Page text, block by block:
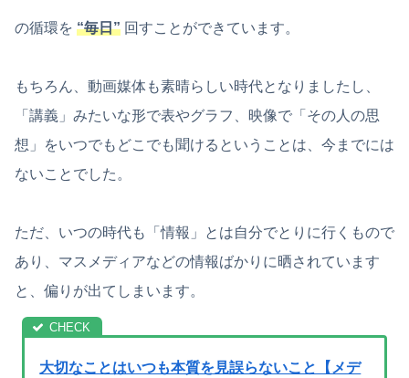
の循環を “毎日” 回すことができています。
もちろん、動画媒体も素晴らしい時代となりましたし、
「講義」みたいな形で表やグラフ、映像で「その人の思
想」をいつでもどこでも聞けるということは、今までには
ないことでした。
ただ、いつの時代も「情報」とは自分でとりに行くもので
あり、マスメディアなどの情報ばかりに晒されています
と、偏りが出てしまいます。
大切なことはいつも本質を見誤らないこと【メデ